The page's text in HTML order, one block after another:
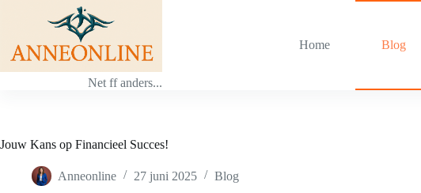
inhoud
Net ff anders...
Home Blog
Jouw Kans op Financieel Succes!
Anneonline 27 juni 2025 Blog